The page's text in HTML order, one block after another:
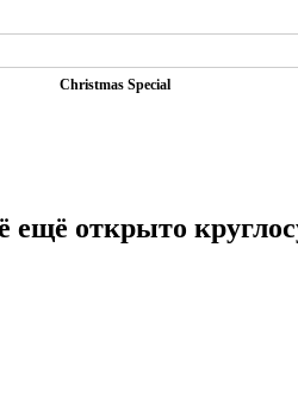
Christmas Special
ещё открыто